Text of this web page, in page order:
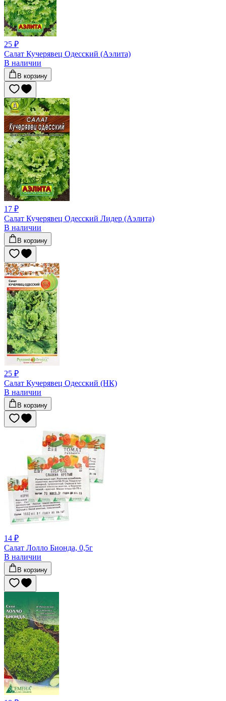
25 ₽
Салат Кучерявец Одесский (Аэлита)
В наличии
В корзину
17 ₽
Салат Кучерявец Одесский Лидер (Аэлита)
В наличии
В корзину
25 ₽
Салат Кучерявец Одесский (НК)
В наличии
В корзину
14 ₽
Салат Лолло Бионда, 0,5г
В наличии
В корзину